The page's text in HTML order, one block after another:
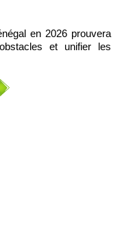
en 2026 prouvera
et unifier les